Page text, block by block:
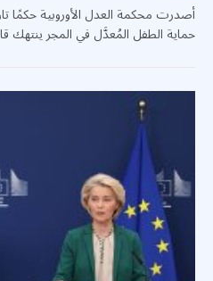
أصدرت محكمة العدل الأوروبية حكمًا
حماية الطفل المُعدَّل في المجر ينتهك